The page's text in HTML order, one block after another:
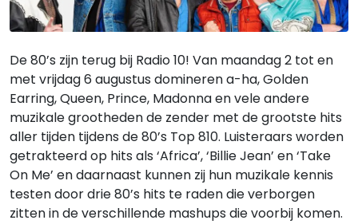
De 80’s zijn terug bij Radio 10! Van maandag 2 tot en
met vrijdag 6 augustus domineren a-ha, Golden
Earring, Queen, Prince, Madonna en vele andere
muzikale grootheden de zender met de grootste hits
aller tijden tijdens de 80’s Top 810. Luisteraars worden
getrakteerd op hits als ‘Africa’, ‘Billie Jean’ en ‘Take
On Me’ en daarnaast kunnen zij hun muzikale kennis
testen door drie 80’s hits te raden die verborgen
zitten in de verschillende mashups die voorbij komen.